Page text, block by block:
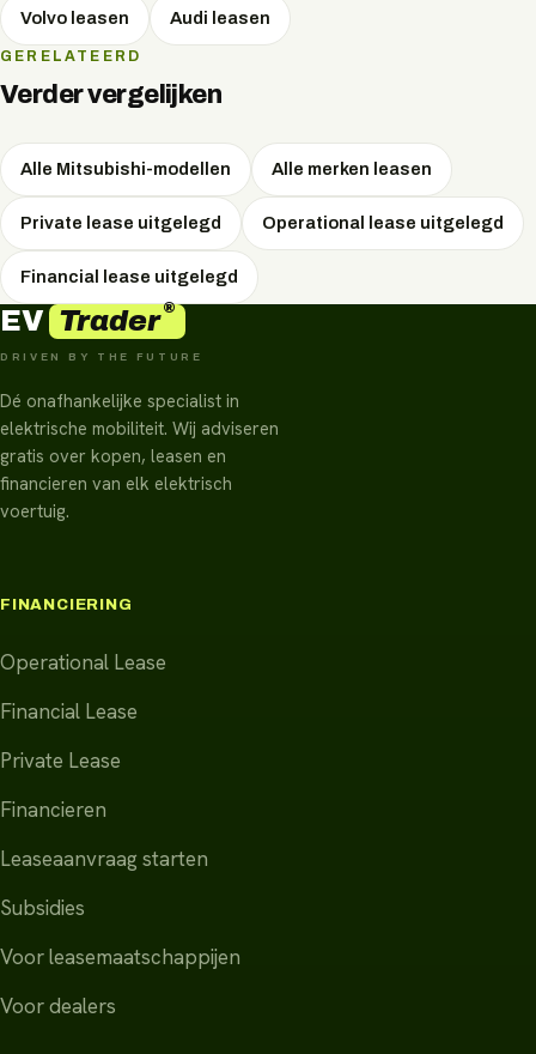
Volvo leasen Audi leasen
GERELATEERD
Verder vergelijken
Alle Mitsubishi-modellen Alle merken leasen
Private lease uitgelegd Operational lease uitgelegd
Financial lease uitgelegd
EV Trader®
DRIVEN BY THE FUTURE
Dé onafhankelijke specialist in
elektrische mobiliteit. Wij adviseren
gratis over kopen, leasen en
financieren van elk elektrisch
voertuig.
FINANCIERING
Operational Lease
Financial Lease
Private Lease
Financieren
Leaseaanvraag starten
Subsidies
Voor leasemaatschappijen
Voor dealers